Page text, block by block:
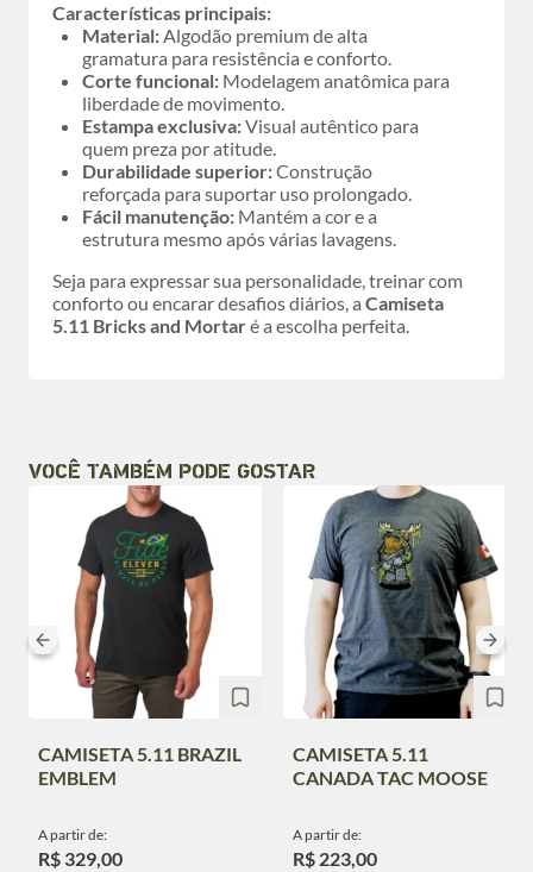
Características principais:
Material:Algodão premium de alta
gramatura para resistência e conforto.
Corte funcional: Modelagem anatômica para
liberdade de movimento.
Estampa exclusiva:Visual autêntico para
quem preza por atitude.
Durabilidade superior:Construção
reforçada para suportar uso prolongado.
Fácil manutenção: Mantém a cor e a
estrutura mesmo após várias lavagens.
Seja para expressar sua personalidade, treinar com
conforto ou encarar desafios diários, a Camiseta
5.11 Bricks and Mortaré a escolha perfeita.
VOCÊ TAMBÉM PODE GOSTAR
CAMISETA 5.11 BRAZIL
EMBLEM
A partir de:
R$ 329,00
CAMISETA 5.11
CANADA TAC MOOSE
A partir de:
R$ 223,00